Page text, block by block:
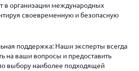
в организации международных
своевременную и безопасную
поддержка: Наши эксперты всегда
на ваши вопросы и предоставить
выбору наиболее подходящей